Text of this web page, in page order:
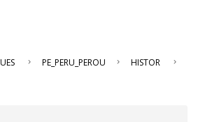
PE_PERU_PEROU
HISTOR